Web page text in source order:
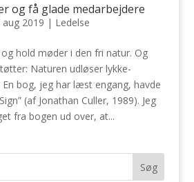
og få glade medarbejdere
aug 2019 | Ledelse
hold møder i den fri natur. Og
Naturen udløser lykke-
bog, jeg har læst engang, havde
(af Jonathan Culler, 1989). Jeg
fra bogen ud over, at...